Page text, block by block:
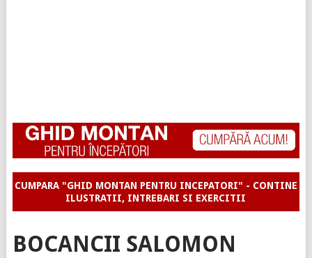
CUMPARA "GHID MONTAN PENTRU INCEPATORI" - CONTINE
ILUSTRATII, INTREBARI SI EXERCITII
BOCANCII SALOMON